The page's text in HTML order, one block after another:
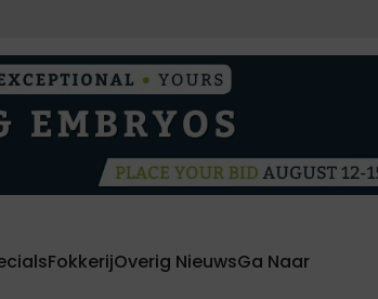
FokkerijOverig NieuwsGa Naar